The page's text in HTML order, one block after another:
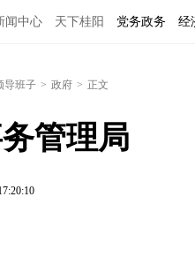
闻中心 天下桂阳 党务政务 经
导班子 > 政府 > 正文
管理局